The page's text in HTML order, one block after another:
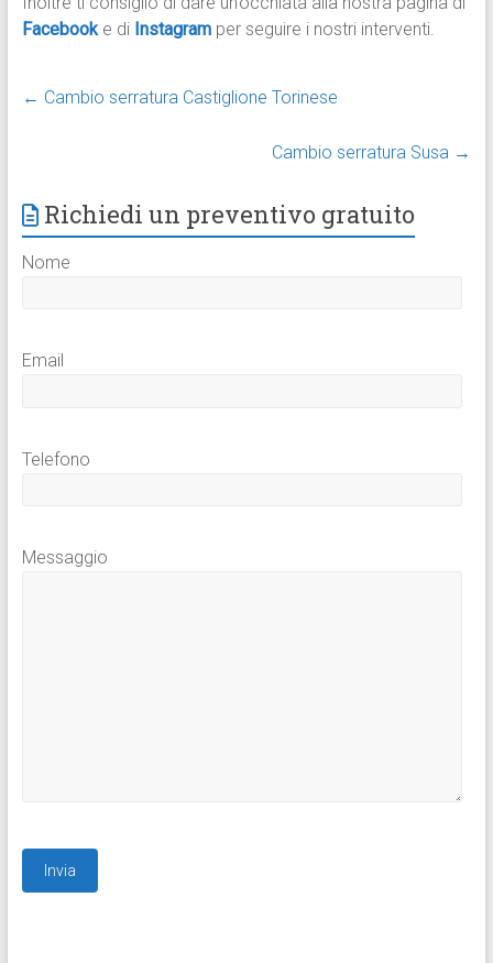
Facebook e di Instagram per seguire i nostri interventi.
← Cambio serratura Castiglione Torinese
Cambio serratura Susa →
Richiedi un preventivo gratuito
Nome
Email
Telefono
Messaggio